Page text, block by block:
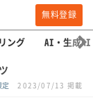
無料登録
ング AI・生成AI
定 2023/07/13 掲載